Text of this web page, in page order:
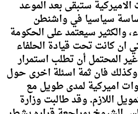
ستبقى بعد الموعد
سياسيا في واشنطن
والكثير سيعتمد على الحكومة
ان كانت تحت قيادة الحلفاء
غير المحتمل أن تطلب استمرار
فان ثمة اسئلة اخرى حول
اميركية لمدى طويل مع
اللازم. وقد طالبت وزارة